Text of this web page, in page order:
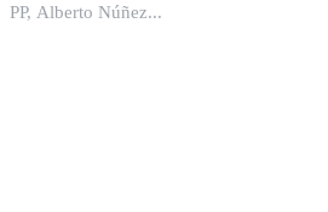
PP, Alberto Núñez...